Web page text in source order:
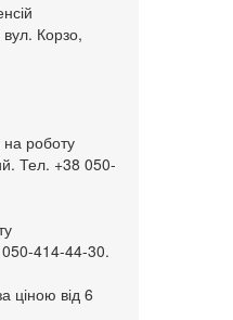
Корзо,
роботу
Тел. +38 050-
414-44-30.
ціною від 6